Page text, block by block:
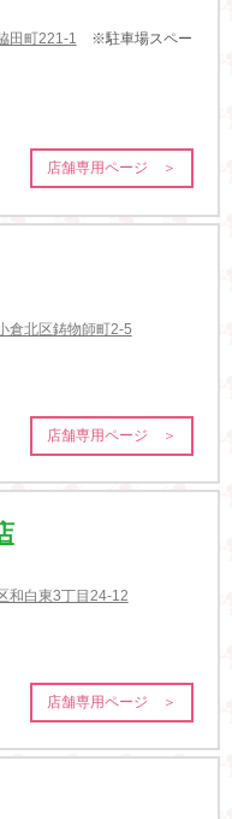
田町221-1 ※駐車場スペー
店舗専用ページ ＞
倉北区鋳物師町2-5
店舗専用ページ ＞
和白東3丁目24-12
店舗専用ページ ＞